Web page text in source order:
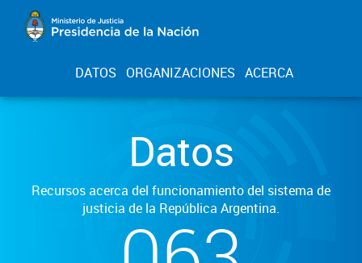
DATOS ORGANIZACIONES ACERCA
Datos
Recursos acerca del funcionamiento del sistema de
justicia de la República Argentina.